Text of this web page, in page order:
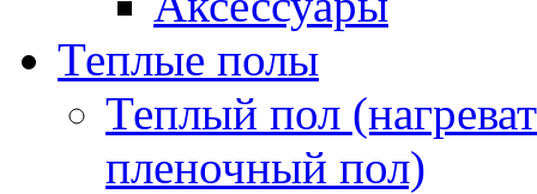
Теплые полы
Теплый пол
пленочный пол)